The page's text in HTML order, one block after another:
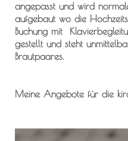
angepasst und wird
aufgebaut wo die
Buchung mit
gestellt und steht
Brautpaares.
Meine Angebote für die